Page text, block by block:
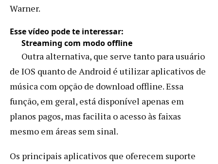
Warner.
Esse vídeo pode te interessar:
Streaming com modo offline
Outra alternativa, que serve tanto para usuário
de IOS quanto de Android é utilizar aplicativos de
música com opção de download offline. Essa
função, em geral, está disponível apenas em
planos pagos, mas facilita o acesso às faixas
mesmo em áreas sem sinal.
Os principais aplicativos que oferecem suporte